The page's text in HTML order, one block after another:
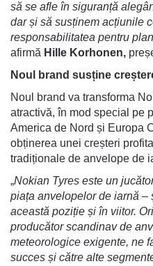
să se afle în siguranță
dar și să susținem acțiunile
responsabilitatea pentru
afirmă Hille Korhonen,
Noul brand susține
Noul brand va transforma
atractivă, în mod special pe
America de Nord și Europa
obținerea unei creșteri
tradiționale de anvelope de
„Nokian Tyres este un
piața anvelopelor de iarnă –
această poziție și în viitor.
producător scandinav de
meteorologice exigente, ne
succes și către alte